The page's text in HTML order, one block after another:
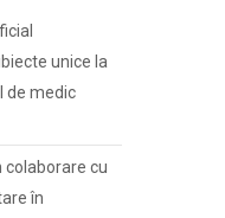
unice la
de medic
colaborare cu
în